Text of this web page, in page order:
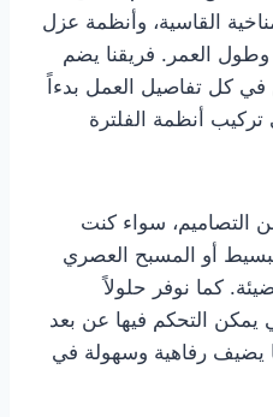
القاسية، وأنظمة عزل
وطول العمر. فريقنا يضم
كل تفاصيل العمل بدءاً
تركيب أنظمة الفلترة
التصاميم، سواء كنت
أو المسبح العصري
كما نوفر حلولاً
يمكن التحكم فيها عن بعد
يضيف رفاهية وسهولة في